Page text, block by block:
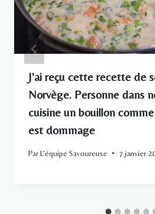
J'ai reçu cette recette de
Norvège. Personne dans
cuisine un bouillon
est dommage
ParL'équipe Savoureuse 7 janvier